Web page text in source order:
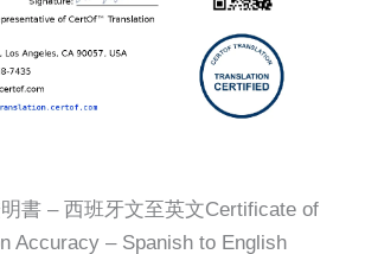
書 – 西班牙文至英文Certificate of
Accuracy – Spanish to English